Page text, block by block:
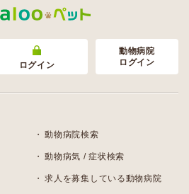
ログイン
動物病院
ログイン
動物病院検索
動物病気 / 症状検索
求人を募集している動物病院